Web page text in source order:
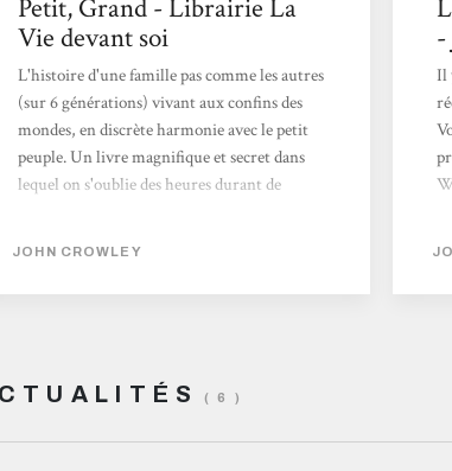
Petit, Grand - Librairie La
Vie devant soi
L'histoire d'une famille pas comme les autres
(sur 6 générations) vivant aux confins des
mondes, en discrète harmonie avec le petit
peuple. Un livre magnifique et secret dans
lequel on s'oublie des heures durant de
JOHN CROWLEY
Il
( 6 )